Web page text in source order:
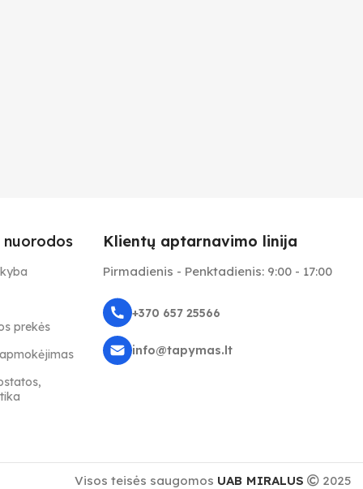
prekės
Klientų aptarnavimo linija
Pirmadienis - Penktadienis: 9:00 - 17:00
+370 657 25566
info@tapymas.lt
Visos teisės saugomos UAB MIRALUS 2025